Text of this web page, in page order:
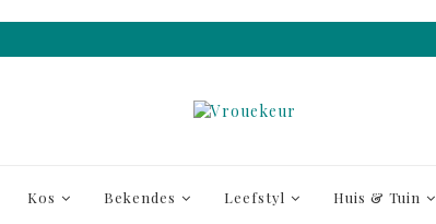
Kos Bekendes Leefstyl Huis & Tuin